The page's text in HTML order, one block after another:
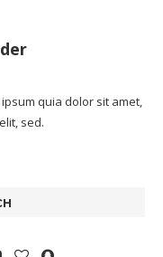
quia dolor sit amet,
sed.